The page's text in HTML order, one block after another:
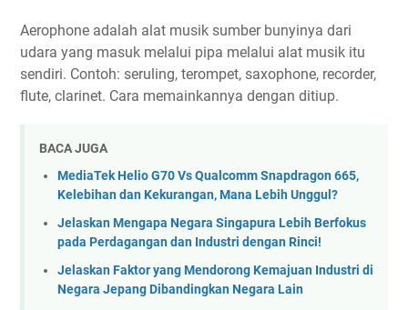
Aerophone adalah alat musik sumber bunyinya dari
udara yang masuk melalui pipa melalui alat musik itu
sendiri. Contoh: seruling, terompet, saxophone, recorder,
flute, clarinet. Cara memainkannya dengan ditiup.
BACA JUGA
MediaTek Helio G70 Vs Qualcomm Snapdragon 665,
Kelebihan dan Kekurangan, Mana Lebih Unggul?
Jelaskan Mengapa Negara Singapura Lebih Berfokus
pada Perdagangan dan Industri dengan Rinci!
Jelaskan Faktor yang Mendorong Kemajuan Industri di
Negara Jepang Dibandingkan Negara Lain